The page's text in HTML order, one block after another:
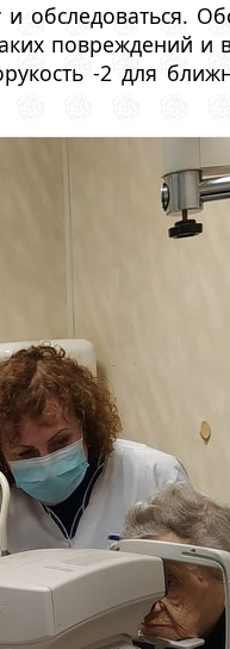
обследоваться.
повреждений и
-2 для